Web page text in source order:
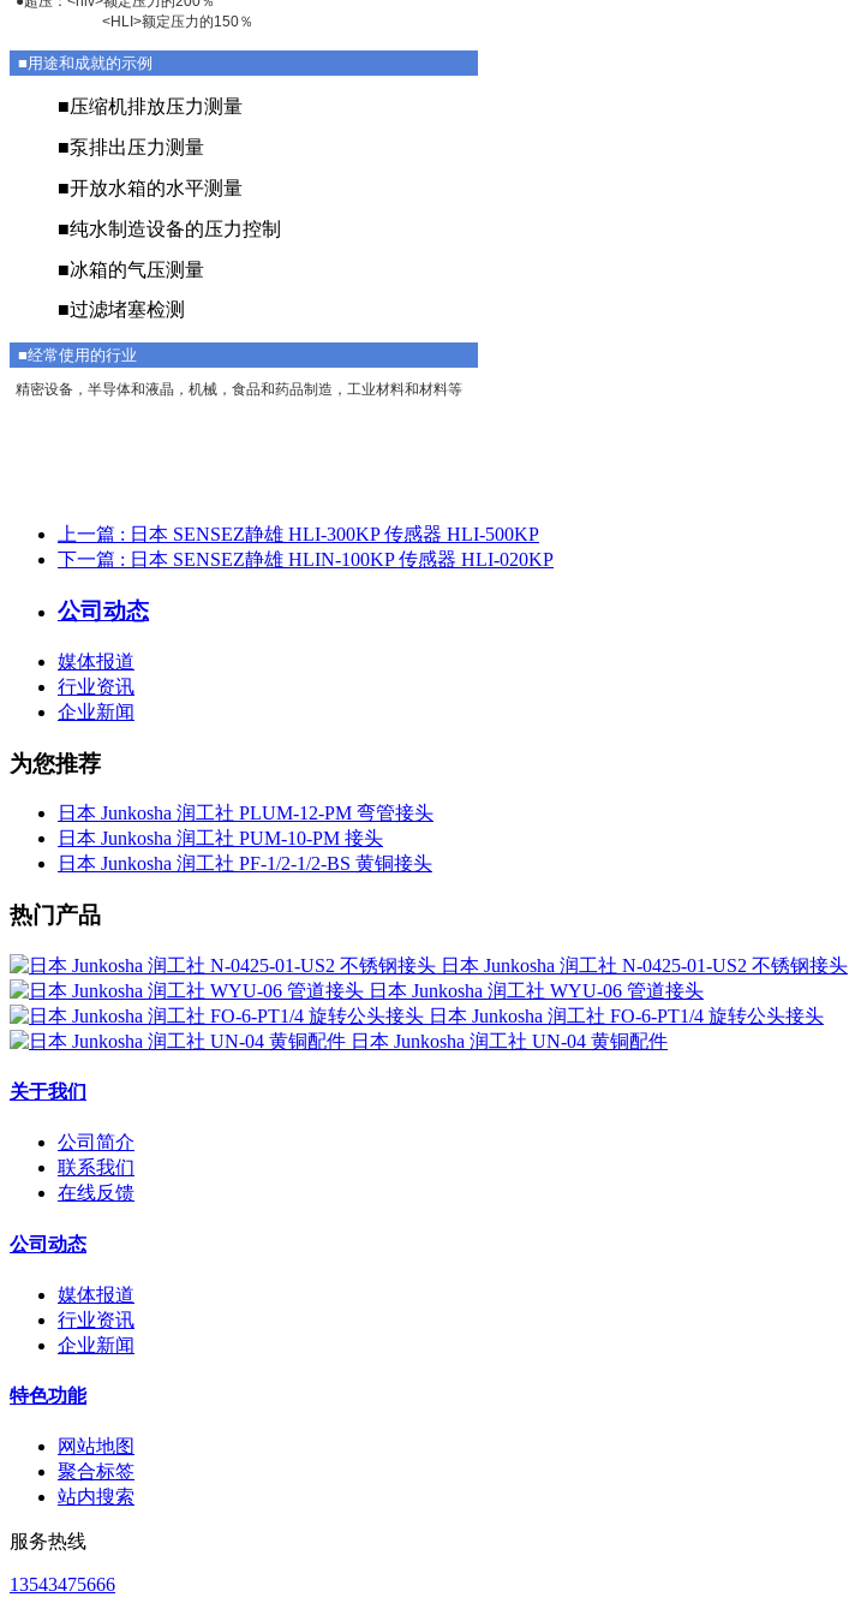
<HLI>额定压力的150％
■用途和成就的示例
■压缩机排放压力测量
■泵排出压力测量
■开放水箱的水平测量
■纯水制造设备的压力控制
■冰箱的气压测量
■过滤堵塞检测
■经常使用的行业
精密设备，半导体和液晶，机械，食品和药品制造，工业材料和材料等
上一篇 : 日本 SENSEZ静雄 HLI-300KP 传感器 HLI-500KP
下一篇 : 日本 SENSEZ静雄 HLIN-100KP 传感器 HLI-020KP
公司动态
媒体报道
行业资讯
企业新闻
为您推荐
日本 Junkosha 润工社 PLUM-12-PM 弯管接头
日本 Junkosha 润工社 PUM-10-PM 接头
日本 Junkosha 润工社 PF-1/2-1/2-BS 黄铜接头
热门产品
日本 Junkosha 润工社 N-0425-01-US2 不锈钢接头
日本 Junkosha 润工社 WYU-06 管道接头
日本 Junkosha 润工社 FO-6-PT1/4 旋转公头接头
日本 Junkosha 润工社 UN-04 黄铜配件
关于我们
公司简介
联系我们
在线反馈
公司动态
媒体报道
行业资讯
企业新闻
特色功能
网站地图
聚合标签
站内搜索
服务热线
13543475666